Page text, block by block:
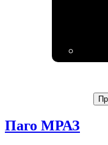
Паго МРАЗ